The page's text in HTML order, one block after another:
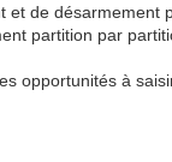
de
partition par
opportunités à